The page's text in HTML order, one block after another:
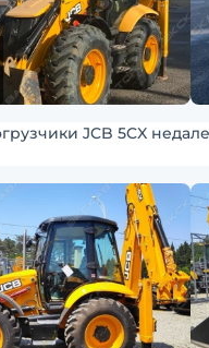
JCB 5CX